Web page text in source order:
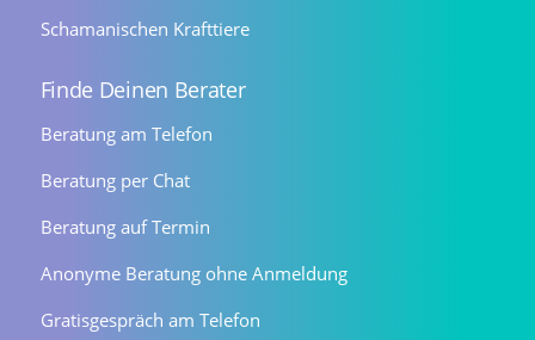
Schamanischen Krafttiere
Finde Deinen Berater
Beratung am Telefon
Beratung per Chat
Beratung auf Termin
Anonyme Beratung ohne Anmeldung
Gratisgespräch am Telefon